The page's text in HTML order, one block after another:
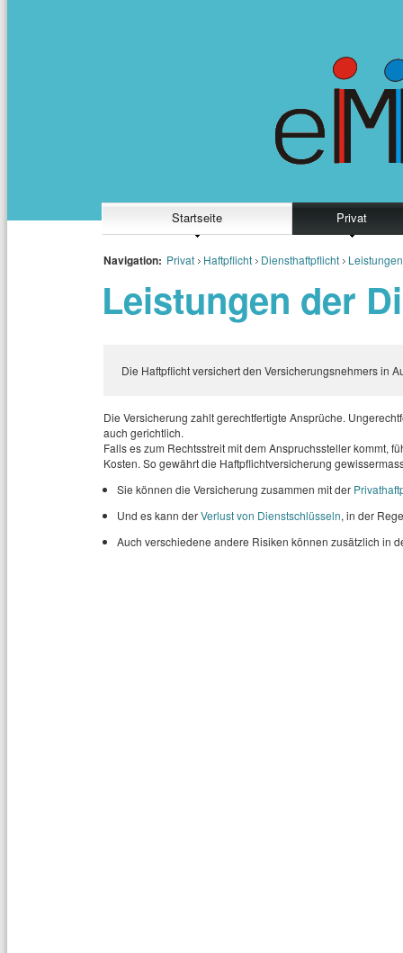
Startseite Privat
Navigation: Privat Haftpflicht Diensthaftpflicht Leistungen
Leistungen der
Die Haftpflicht versichert den Versicherungsnehmers in
Die Versicherung zahlt gerechtfertigte Ansprüche.
auch gerichtlich.
Falls es zum Rechtsstreit mit dem Anspruchssteller kommt,
Kosten. So gewährt die Haftpflichtversicherung
Sie können die Versicherung zusammen mit der
Und es kann derVerlust von Dienstschlüsseln, in der
Auch verschiedene andere Risiken können zusätzlich in